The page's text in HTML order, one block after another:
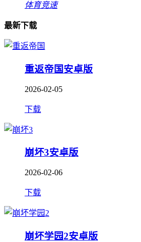
体育竞速
最新下载
重返帝国安卓版
2026-02-05
下载
崩坏3安卓版
2026-02-06
下载
崩坏学园2安卓版